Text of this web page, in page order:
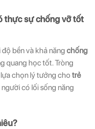
thực sự chống vỡ tốt
bền và khả năng chống
quang học tốt. Tròng
lựa chọn lý tưởng cho trẻ
có lối sống năng